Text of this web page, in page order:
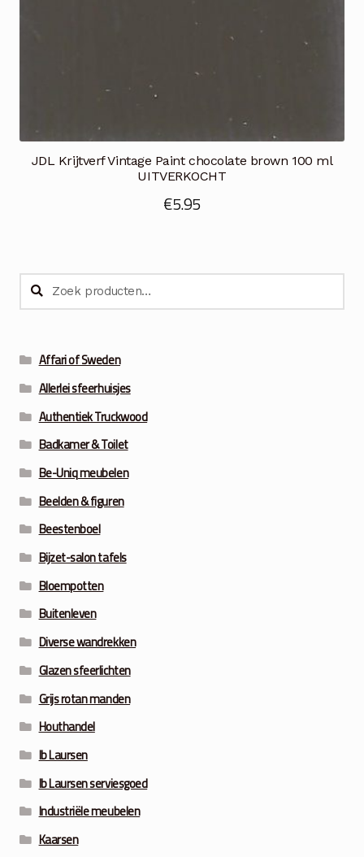
JDL Krijtverf Vintage Paint chocolate brown 100 ml
UITVERKOCHT
€5.95
Zoeken
naar:
Zoeken
Affari of Sweden
Allerlei sfeerhuisjes
Authentiek Truckwood
Badkamer & Toilet
Be-Uniq meubelen
Beelden & figuren
Beestenboel
Bijzet-salon tafels
Bloempotten
Buitenleven
Diverse wandrekken
Glazen sfeerlichten
Grijs rotan manden
Houthandel
Ib Laursen
Ib Laursen serviesgoed
Industriële meubelen
Kaarsen